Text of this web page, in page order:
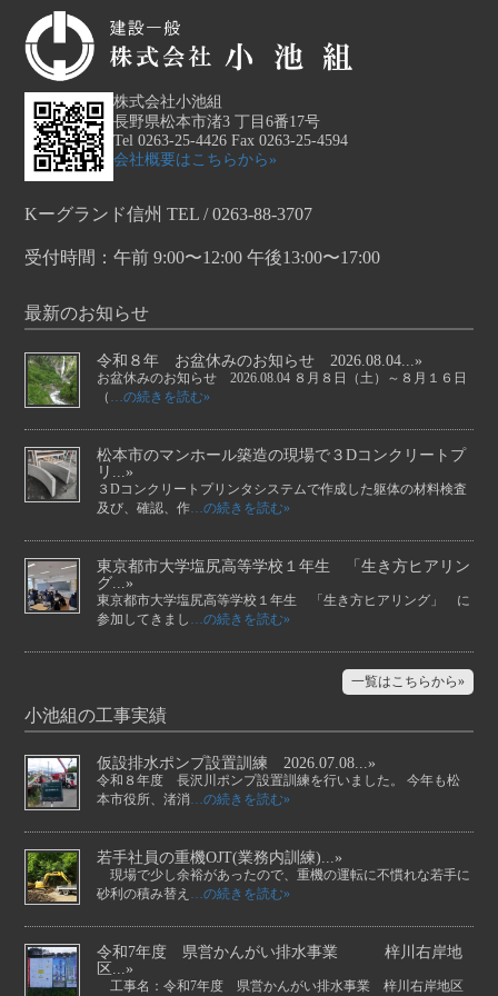
株式会社小池組
長野県松本市渚3 丁目6番17号
Tel 0263-25-4426 Fax 0263-25-4594
会社概要はこちらから»
Kーグランド信州 TEL / 0263-88-3707
受付時間：午前 9:00〜12:00 午後13:00〜17:00
最新のお知らせ
令和８年 お盆休みのお知らせ 2026.08.04...»
お盆休みのお知らせ 2026.08.04 ８月８日（土）～８月１６日
（ …の続きを読む»
松本市のマンホール築造の現場で３Dコンクリートプ
リ...»
３Dコンクリートプリンタシステムで作成した躯体の材料検査
及び、確認、作…の続きを読む»
東京都市大学塩尻高等学校１年生 「生き方ヒアリン
グ...»
東京都市大学塩尻高等学校１年生 「生き方ヒアリング」 に
参加してきまし …の続きを読む»
一覧はこちらから»
小池組の工事実績
仮設排水ポンプ設置訓練 2026.07.08...»
令和８年度 長沢川ポンプ設置訓練を行いました。 今年も松
本市役所、渚消…の続きを読む»
若手社員の重機OJT(業務内訓練)...»
現場で少し余裕があったので、重機の運転に不慣れな若手に
砂利の積み替え …の続きを読む»
令和7年度 県営かんがい排水事業 梓川右岸地
区...»
工事名：令和7年度 県営かんがい排水事業 梓川右岸地区